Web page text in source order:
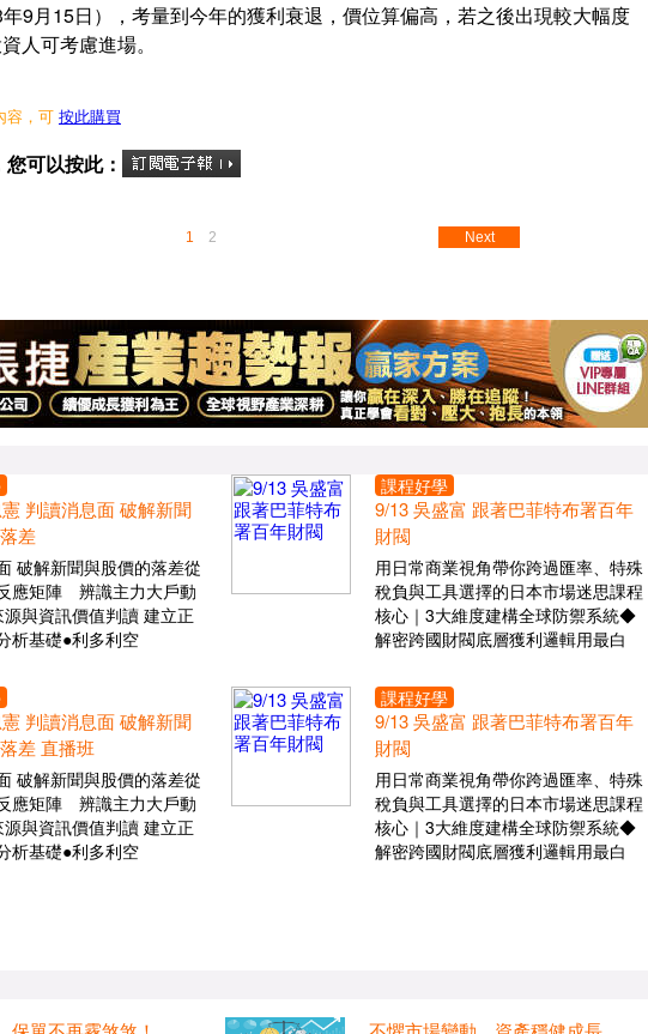
9月15日），考量到今年的獲利衰退，價位算偏高，若之後出現較大幅度
人可考慮進場。
容，可 按此購買
可以按此：
1 2 Next
判讀消息面 破解新聞
差
破解新聞與股價的落差從
應矩陣 辨識主力大戶動
與資訊價值判讀 建立正
析基礎●利多利空
課程好學
9/13 吳盛富 跟著巴菲特布署百年
財閥
用日常商業視角帶你跨過匯率、特殊
稅負與工具選擇的日本市場迷思課程
核心｜3大維度建構全球防禦系統◆
解密跨國財閥底層獲利邏輯用最白
判讀消息面 破解新聞
差 直播班
破解新聞與股價的落差從
應矩陣 辨識主力大戶動
與資訊價值判讀 建立正
析基礎●利多利空
課程好學
9/13 吳盛富 跟著巴菲特布署百年
財閥
用日常商業視角帶你跨過匯率、特殊
稅負與工具選擇的日本市場迷思課程
核心｜3大維度建構全球防禦系統◆
解密跨國財閥底層獲利邏輯用最白